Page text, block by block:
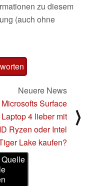
zu diesem
(auch ohne
Neuere News
Microsofts Surface
Laptop 4 lieber mit
Ryzen oder Intel
Lake kaufen?
⟩